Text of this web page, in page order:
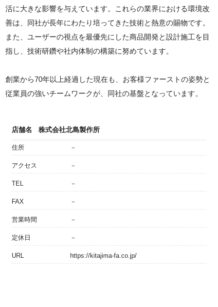
活に大きな影響を与えています。これらの業界における環境改
善は、同社が長年にわたり培ってきた技術と熱意の賜物です。
また、ユーザーの視点を最優先にした商品開発と設計施工を目
指し、技術研鑽や社内体制の構築に努めています。
創業から70年以上経過した現在も、お客様ファーストの姿勢と
従業員の強いチームワークが、同社の基盤となっています。
店舗名 株式会社北島製作所
住所 －
アクセス －
TEL －
FAX －
営業時間 －
定休日 －
URL https://kitajima-fa.co.jp/